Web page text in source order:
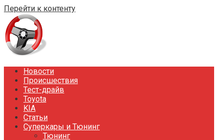
Перейти к контенту
Новости
Происшествия
Тест-драйв
Toyota
KIA
Статьи
Суперкары и Тюнинг
Тюнинг